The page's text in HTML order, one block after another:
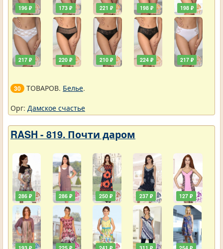
196 ₽
217 ₽
173 ₽
220 ₽
221 ₽
210 ₽
198 ₽
224 ₽
198 ₽
217 ₽
30 ТОВАРОВ. Белье.
Орг: Дамское счастье
RASH - 819. Почти даром
286 ₽ 286 ₽ 250 ₽ 237 ₽ 127 ₽